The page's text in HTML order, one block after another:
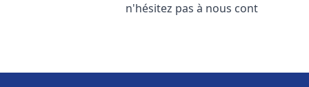
n'hésitez pas à nous cont